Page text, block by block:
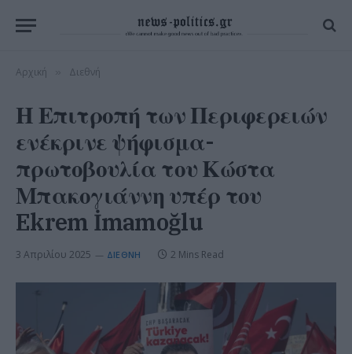
Αρχική Διεθνή
Η Επιτροπή των Περιφερειών
ενέκρινε ψήφισμα-
πρωτοβουλία του Κώστα
Μπακογιάννη υπέρ του
Ekrem İmamoğlu
3 Απριλίου 2025 ΔΙΕΘΝΉ 2 Mins Read